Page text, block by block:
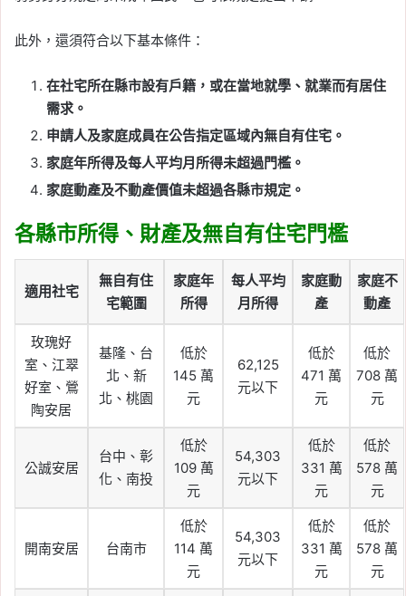
此外，還須符合以下基本條件：
在社宅所在縣市設有戶籍，或在當地就學、就業而有居住
需求。
申請人及家庭成員在公告指定區域內無自有住宅。
家庭年所得及每人平均月所得未超過門檻。
家庭動產及不動產價值未超過各縣市規定。
各縣市所得、財產及無自有住宅門檻
適用社宅
無自有住
宅範圍
家庭年
所得
每人平均
月所得
家庭動
產
家庭不
動產
玫瑰好
室、江翠
好室、鶯
陶安居
基隆、台
北、新
北、桃園
低於
145 萬
元
62,125
元以下
低於
471 萬
元
低於
708 萬
元
公誠安居
台中、彰
化、南投
低於
109 萬
元
54,303
元以下
低於
331 萬
元
低於
578 萬
元
開南安居 台南市
低於
114 萬
元
54,303
元以下
低於
331 萬
元
低於
578 萬
元